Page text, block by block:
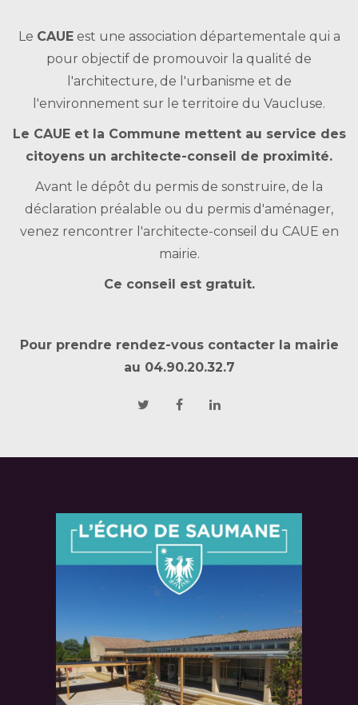
Le CAUEest une association départementale qui a
pour objectif de promouvoir la qualité de
l'architecture, de l'urbanisme et de
l'environnement sur le territoire du Vaucluse.
Le CAUE et la Commune mettent au service des
citoyens un architecte-conseil de proximité.
Avant le dépôt du permis de sonstruire, de la
déclaration préalable ou du permis d'aménager,
venez rencontrer l'architecte-conseil du CAUE en
mairie.
Ce conseil est gratuit.
Pour prendre rendez-vous contacter la mairie
au 04.90.20.32.7